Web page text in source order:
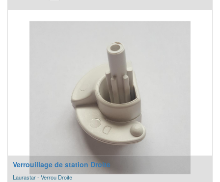
Verrouillage de station Droite
Laurastar - Verrou Droite